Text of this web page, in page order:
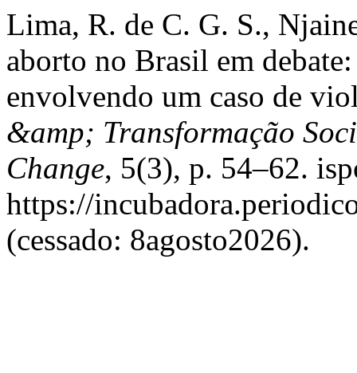
Lima, R. de C. G. S.,
aborto no Brasil em
envolvendo um caso de
&amp; Transformação
Change, 5(3), p. 54–62.
https://
(cessado: 8agosto2026).